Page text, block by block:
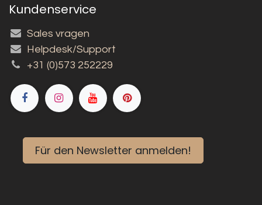
Kundenservice
Sales vragen
Helpdesk/Support
+31 (0)573 252229
Für den Newsletter anmelden!